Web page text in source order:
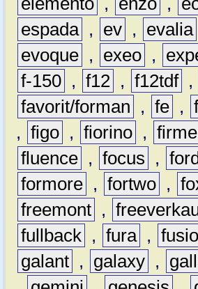
espada , ev , evalia
evoque , exeo ,
f-150 , f12 , f12tdf ,
favorit/forman
, fe ,
, figo , fiorino ,
fluence , focus ,
formore , fortwo ,
freemont ,
fullback , fura ,
galant , galaxy ,